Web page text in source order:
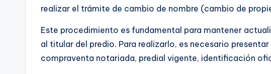
realizar el trámite de cambio de nombre (cambio de
Este procedimiento es fundamental para mantener
al titular del predio. Para realizarlo, es necesario
compraventa notariada, predial vigente, identificación